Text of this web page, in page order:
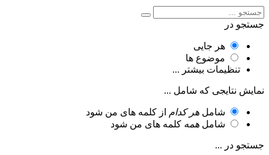
جستجو در
هر جایی
موضوع ها
تنظیمات بیشتر ...
نمایش نتایجی که شامل ...
شامل هر کدام از کلمه های من شود
شامل همه کلمه های من شود
جستجو در ...